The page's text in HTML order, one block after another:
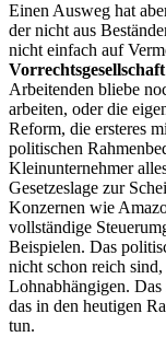
Einen Ausweg hat
der nicht aus
nicht einfach auf
Vorrechtsgesellschaft
Arbeitenden bliebe
arbeiten, oder die
Reform, die ersteres
politischen
Kleinunternehmer
Gesetzeslage zur
Konzernen wie
vollständige
Beispielen. Das
nicht schon reich
Lohnabhängigen.
das in den heutigen
tun.